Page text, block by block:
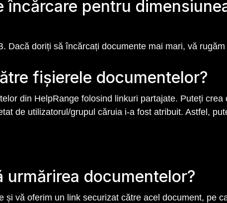
încărcare pentru
Dacă doriți să încărcați documente mai mari, vă
fișierele documentelor?
din HelpRange folosind linkuri partajate. Puteți
de utilizatorul/grupul căruia i-a fost atribuit. Astfel,
documentelor?
și vă oferim un link securizat către acel document, pe